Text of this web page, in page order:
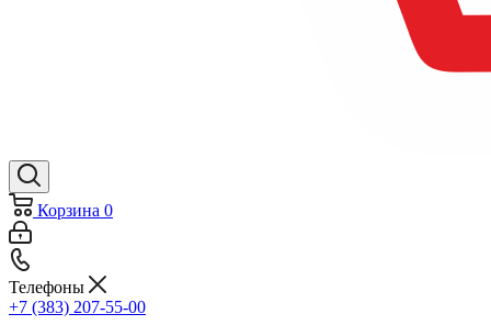
Корзина 0
Телефоны
+7 (383) 207-55-00